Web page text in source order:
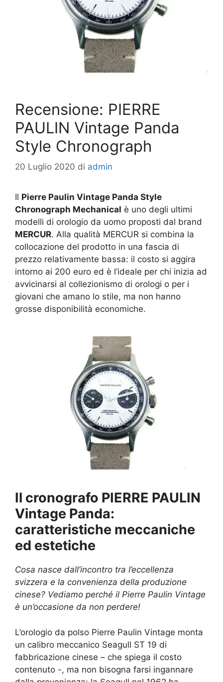
Recensione: PIERRE
PAULIN Vintage Panda
Style Chronograph
20 Luglio 2020 di admin
Il Pierre Paulin Vintage Panda Style
Chronograph Mechanical è uno degli ultimi
modelli di orologio da uomo proposti dal brand
MERCUR. Alla qualità MERCUR si combina la
collocazione del prodotto in una fascia di
prezzo relativamente bassa: il costo si aggira
intorno ai 200 euro ed è l’ideale per chi inizia ad
avvicinarsi al collezionismo di orologi o per i
giovani che amano lo stile, ma non hanno
grosse disponibilità economiche.
Il cronografo PIERRE PAULIN
Vintage Panda:
caratteristiche meccaniche
ed estetiche
Cosa nasce dall’incontro tra l’eccellenza
svizzera e la convenienza della produzione
cinese? Vediamo perché il Pierre Paulin Vintage
è un’occasione da non perdere!
L’orologio da polso Pierre Paulin Vintage monta
un calibro meccanico Seagull ST 19 di
fabbricazione cinese – che spiega il costo
contenuto -, ma non bisogna farsi ingannare